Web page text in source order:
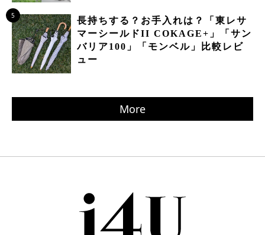
5
長持ちする？お手入れは？「東レサ
マーシールドII COKAGE+」「サン
バリア100」「モンベル」比較レビ
ュー
More